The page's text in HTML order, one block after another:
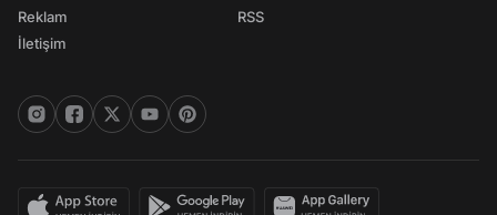
Reklam
İletişim
RSS